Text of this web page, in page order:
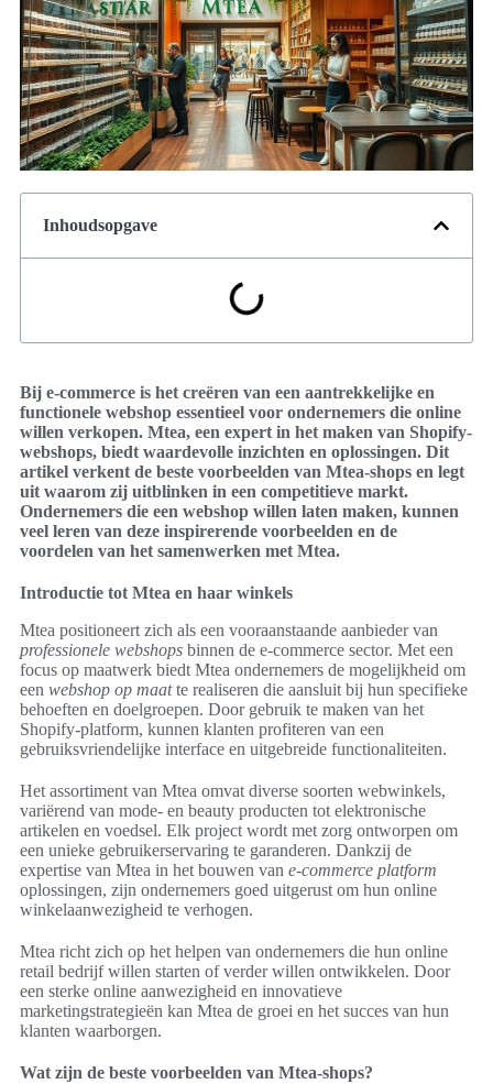
Inhoudsopgave
Bij e-commerce is het creëren van een aantrekkelijke en
functionele webshop essentieel voor ondernemers die online
willen verkopen. Mtea, een expert in het maken van Shopify-
webshops, biedt waardevolle inzichten en oplossingen. Dit
artikel verkent de beste voorbeelden van Mtea-shops en legt
uit waarom zij uitblinken in een competitieve markt.
Ondernemers die een webshop willen laten maken, kunnen
veel leren van deze inspirerende voorbeelden en de
voordelen van het samenwerken met Mtea.
Introductie tot Mtea en haar winkels
Mtea positioneert zich als een vooraanstaande aanbieder van
professionele webshops binnen de e-commerce sector. Met een
focus op maatwerk biedt Mtea ondernemers de mogelijkheid om
een webshop op maatte realiseren die aansluit bij hun specifieke
behoeften en doelgroepen. Door gebruik te maken van het
Shopify-platform, kunnen klanten profiteren van een
gebruiksvriendelijke interface en uitgebreide functionaliteiten.
Het assortiment van Mtea omvat diverse soorten webwinkels,
variërend van mode- en beauty producten tot elektronische
artikelen en voedsel. Elk project wordt met zorg ontworpen om
een unieke gebruikerservaring te garanderen. Dankzij de
expertise van Mtea in het bouwen van e-commerce platform
oplossingen, zijn ondernemers goed uitgerust om hun online
winkelaanwezigheid te verhogen.
Mtea richt zich op het helpen van ondernemers die hun online
retail bedrijf willen starten of verder willen ontwikkelen. Door
een sterke online aanwezigheid en innovatieve
marketingstrategieën kan Mtea de groei en het succes van hun
klanten waarborgen.
Wat zijn de beste voorbeelden van Mtea-shops?